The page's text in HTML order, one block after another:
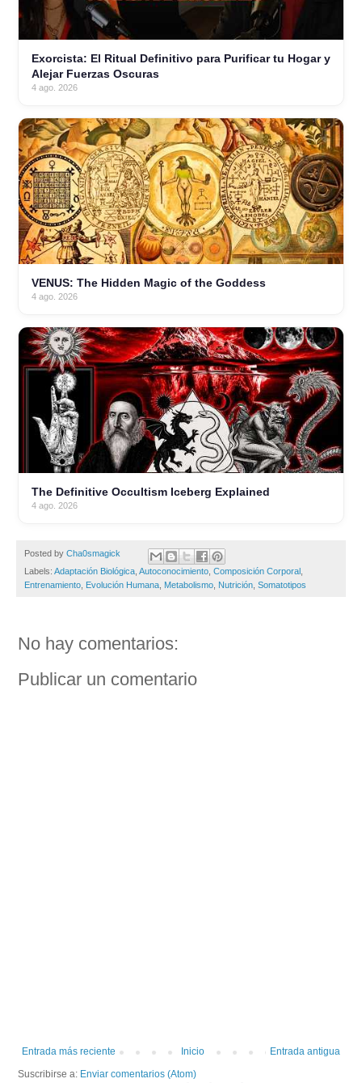
Exorcista: El Ritual Definitivo para Purificar tu Hogar y
Alejar Fuerzas Oscuras
4 ago. 2026
VENUS: The Hidden Magic of the Goddess
4 ago. 2026
The Definitive Occultism Iceberg Explained
4 ago. 2026
Posted by Cha0smagick
Labels: Adaptación Biológica Autoconocimiento Composición Corporal
Entrenamiento Evolución Humana Metabolismo Nutrición Somatotipos
No hay comentarios:
Publicar un comentario
Entrada más reciente Entrada antigua
Inicio
Suscribirse a: Enviar comentarios (Atom)